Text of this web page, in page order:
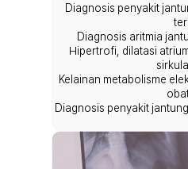
Diagnosis penyakit
Diagnosis aritmia
Hipertrofi, dilatasi
Kelainan metabolisme
Diagnosis penyakit